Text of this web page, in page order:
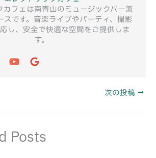
カフェは南青山のミュージックバー兼
スです。音楽ライブやパーティ、撮影
し、安全で快適な空間をご提供しま
す。
次の投稿 →
Posts